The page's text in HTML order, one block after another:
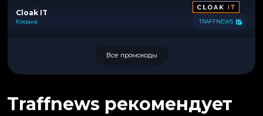
Cloak IT
Клоака TRAFFNEWS
Все промокоды
Traffnews рекомендует